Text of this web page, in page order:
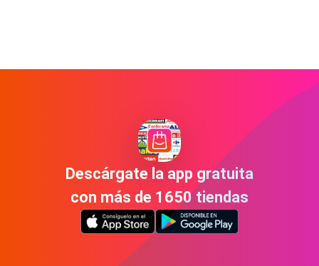
Descárgate la app gratuita
con más de 1650 tiendas